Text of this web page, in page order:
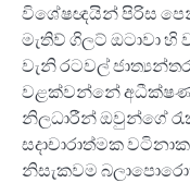
විශේෂඥයින් පිරිස
මැතිව් ගිලට් ඔටාවා
වැනි රටවල්
වළක්වන්නේ
නිලධාරීන් ඔවුන්ගේ
සදාචාරාත්මක
නිසැකවම